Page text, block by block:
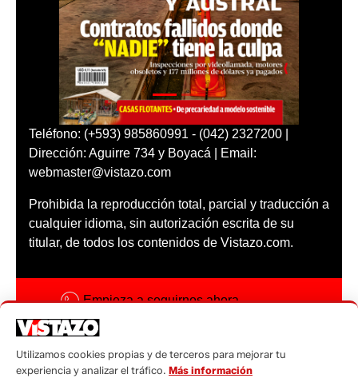
Teléfono: (+593) 985860991 - (042) 2327200 |
Dirección: Aguirre 734 y Boyacá | Email:
webmaster@vistazo.com
Prohibida la reproducción total, parcial y traducción a
cualquier idioma, sin autorización escrita de su
titular, de todos los contenidos de Vistazo.com.
Empieza a seguirnos ahora
Código ética
Utilizamos cookies propias y de terceros para mejorar tu
experiencia y analizar el tráfico. Más información